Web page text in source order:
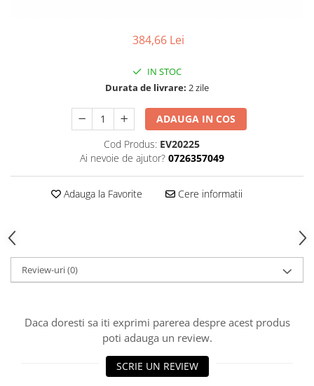
384,66 Lei
IN STOC
Durata de livrare: 2 zile
ADAUGA IN COS
Cod Produs: EV20225
Ai nevoie de ajutor? 0726357049
Adauga la Favorite Cere informatii
Review-uri(0)
Daca doresti sa iti exprimi parerea despre acest produs
poti adauga un review.
SCRIE UN REVIEW